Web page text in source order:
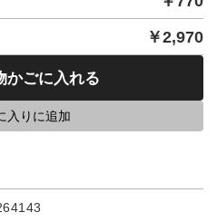
￥2,970
かごに入れる
入りに追加